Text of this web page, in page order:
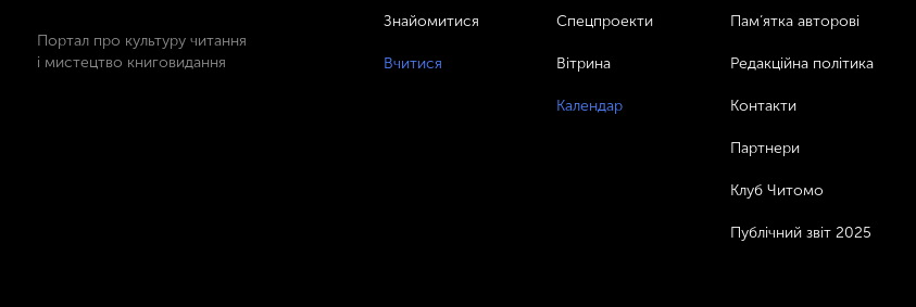
Портал про культуру читання
і мистецтво книговидання
Знайомитися
Вчитися
Спецпроекти
Вітрина
Календар
Пам’ятка авторові
Редакційна політика
Контакти
Партнери
Клуб Читомо
Публічний звіт 2025